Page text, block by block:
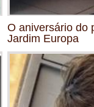
O aniversário do
Jardim Europa